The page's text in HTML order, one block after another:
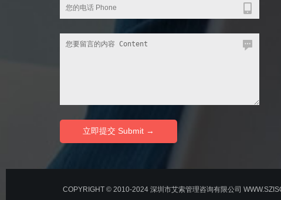
COPYRIGHT © 2010-2024 深圳市艾索管理咨询有限公司